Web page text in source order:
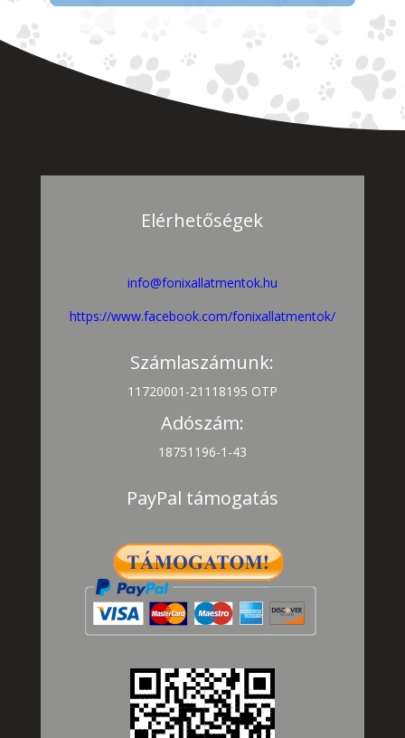
Elérhetőségek
info@fonixallatmentok.hu
https://www.facebook.com/fonixallatmentok/
Számlaszámunk:
11720001-21118195 OTP
Adószám:
18751196-1-43
PayPal támogatás